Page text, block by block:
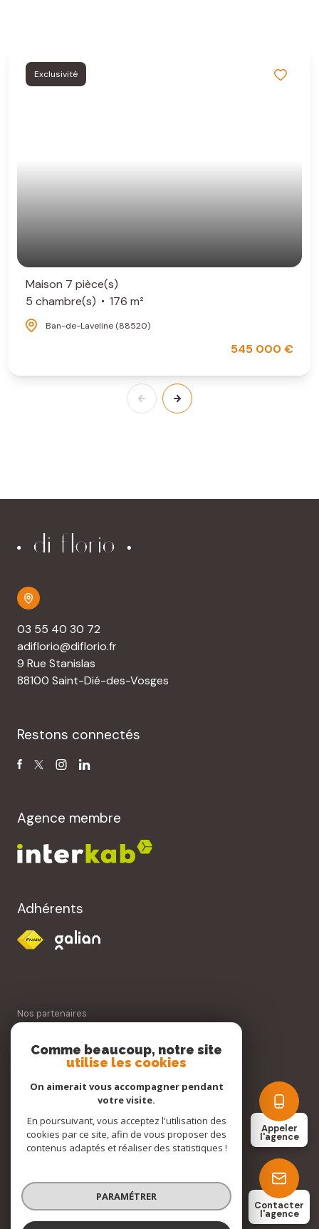
Appeler
l'agence
Contacter
l'agence
Exclusivité
Maison 7 pièce(s)
5 chambre(s)
176 m²
Ban-de-Laveline (88520)
545 000 €
03 55 40 30 72
adiflorio@diflorio.fr
9 Rue Stanislas
88100 Saint-Dié-des-Vosges
Restons connectés
Agence membre
Adhérents
Nos partenaires
Mentions légales
Admin
Nos honoraires
Cookies
Comme beaucoup, notre site
utilise les cookies
On aimerait vous accompagner pendant
votre visite.
En poursuivant, vous acceptez l'utilisation des
cookies par ce site, afin de vous proposer des
contenus adaptés et réaliser des statistiques !
PARAMÉTRER